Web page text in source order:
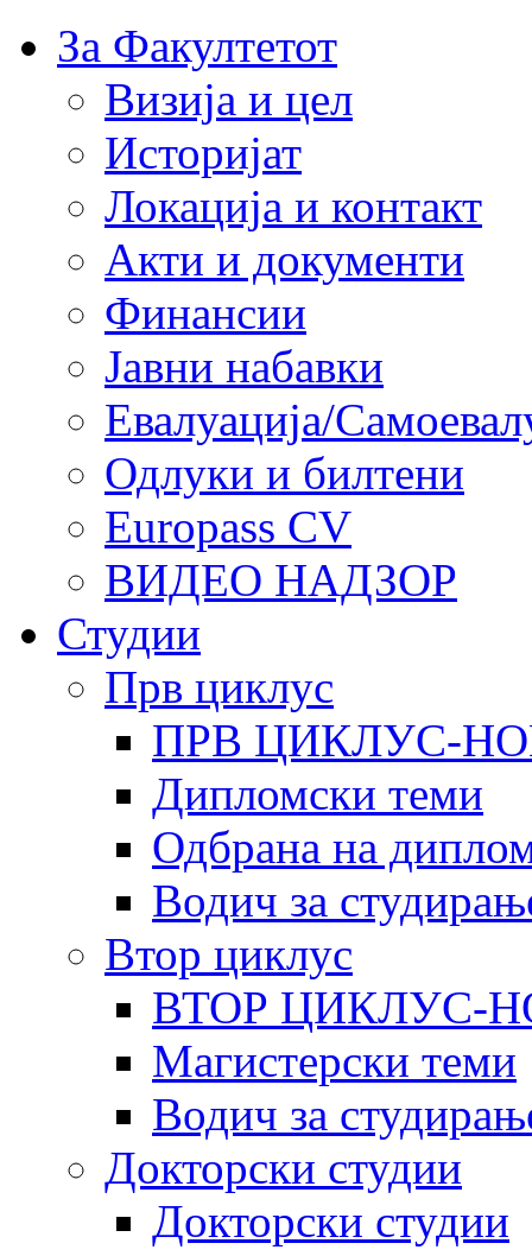
За Факултетот
Визија и цел
Историјат
Локација и контакт
Акти и документи
Финансии
Јавни набавки
Евалуација/
Одлуки и билтени
Europass CV
ВИДЕО НАДЗОР
Студии
Прв циклус
ПРВ ЦИКЛУС-
Дипломски теми
Одбрана на
Водич за
Втор циклус
ВТОР ЦИКЛУС-
Магистерски теми
Водич за
Докторски студии
Докторски студии